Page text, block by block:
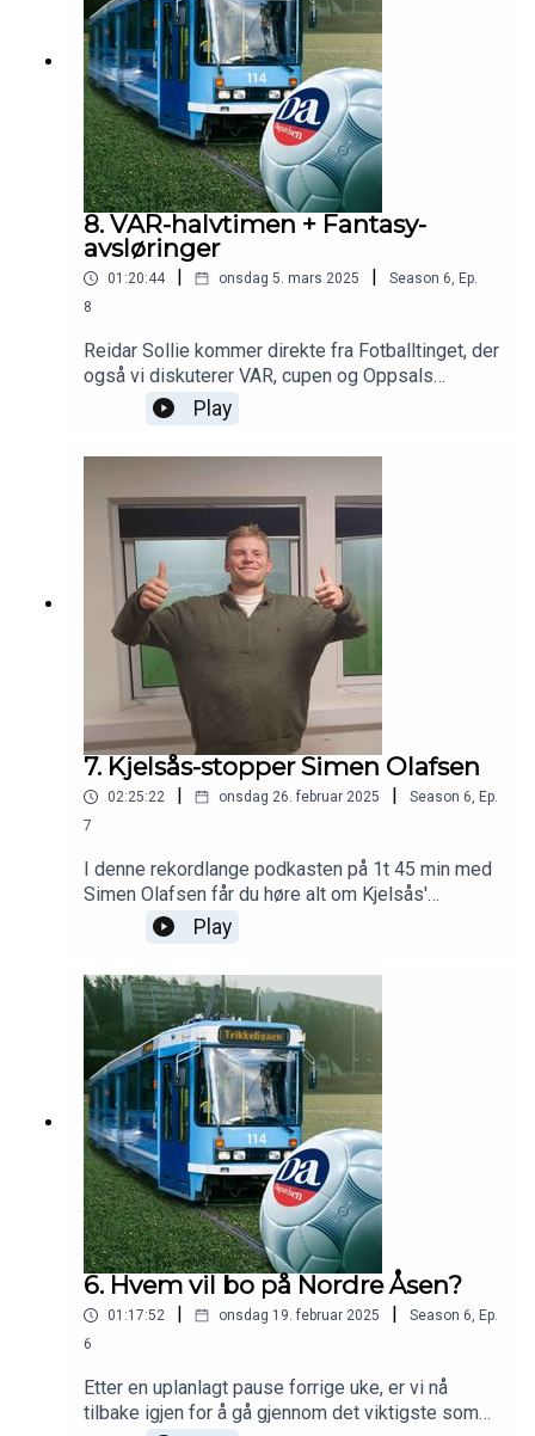
8. VAR-halvtimen + Fantasy-
avsløringer
01:20:44 | onsdag 5. mars 2025 | Season 6, Ep.
8
Reidar Sollie kommer direkte fra Fotballtinget, der
også vi diskuterer VAR, cupen og Oppsals
forslag. I tillegg avslører vi Fantasy-prisen til én
VIF-spiller og én Kåffa-spiller og går gjennom
den siste ukas treningskamper. I studio: Pål
Play
7. Kjelsås-stopper Simen Olafsen
02:25:22 | onsdag 26. februar 2025 | Season 6, Ep.
7
I denne rekordlange podkasten på 1t 45 min med
Simen Olafsen får du høre alt om Kjelsås'
oppkjøring, livet i USA, da han prøvde å løpe fra
politiet i Levanger og masse historier fra hans
rikholdige fotballkarriere. I tillegg kjører vi en 45
minutters oppsummering på tampen, der vi også
har en liten premie for dem som holder ut til slutt.
I studio: Pål Karstensen, Haakon Thon og Simen
Olafsen.
Play
6. Hvem vil bo på Nordre Åsen?
01:17:52 onsdag 19. februar 2025 Season 6, Ep.
6
Etter en uplanlagt pause forrige uke, er vi nå
tilbake igjen for å gå gjennom det viktigste som